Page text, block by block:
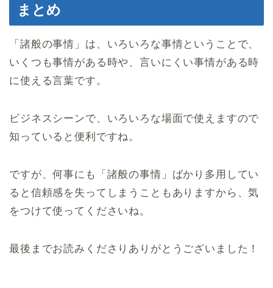
まとめ
「諸般の事情」は、いろいろな事情ということで、
いくつも事情がある時や、言いにくい事情がある時
に使える言葉です。
ビジネスシーンで、いろいろな場面で使えますので
知っていると便利ですね。
ですが、何事にも「諸般の事情」ばかり多用してい
ると信頼感を失ってしまうこともありますから、気
をつけて使ってくださいね。
最後までお読みくださりありがとうございました！